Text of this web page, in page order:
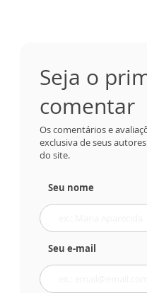
Seja o
comentar
Os comentários e
exclusiva de seus
do site.
Seu nome
Seu e-mail